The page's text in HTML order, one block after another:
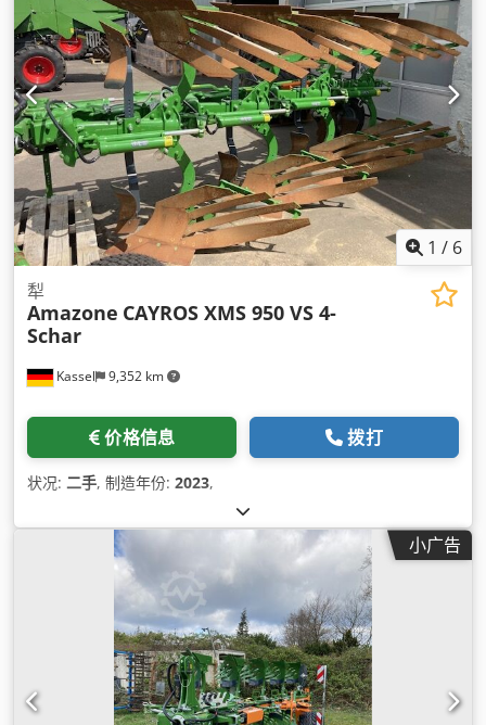
1 / 6
Kassel 9,352 km
犁
Amazone CAYROS XMS 950 VS 4-
Schar
价格信息 拨打
状况: 二手, 制造年份: 2023,
小广告